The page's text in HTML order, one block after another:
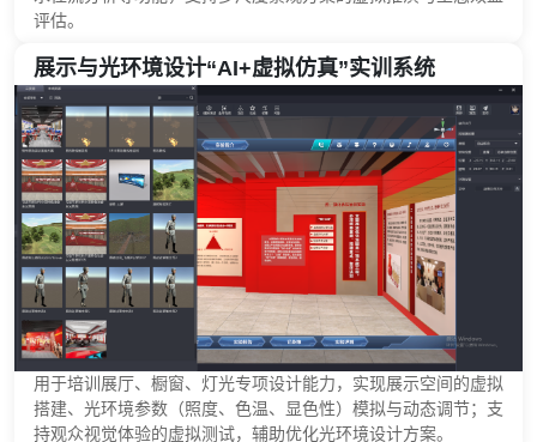
评估。
展示与光环境设计“AI+虚拟仿真”实训系统
用于培训展厅、橱窗、灯光专项设计能力，实现展示空间的虚拟
搭建、光环境参数（照度、色温、显色性）模拟与动态调节；支
持观众视觉体验的虚拟测试，辅助优化光环境设计方案。